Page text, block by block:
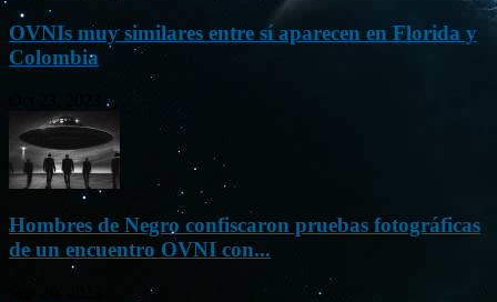
OVNIs muy similares entre sí aparecen en Florida y
Colombia
Hombres de Negro confiscaron pruebas fotográficas
de un encuentro OVNI con...